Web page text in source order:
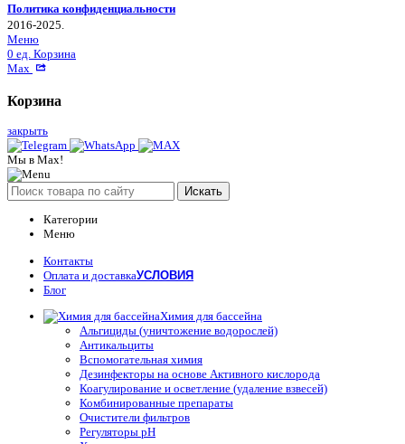
Политика конфиденциальности
2016-2025.
Меню
0 ед. Корзина
Max
Корзина
закрыть
Мы в Max!
Искать
Категории
Меню
Контакты
Оплата и доставкаУСЛОВИЯ
Блог
Химия для бассейна
Альгициды (уничтожение водорослей)
Антикальциты
Вспомогательная химия
Дезинфекторы на основе Активного кислорода
Коагулирование и осветление (удаление взвесей)
Комбинированные препараты
Очистители фильтров
Регуляторы pH